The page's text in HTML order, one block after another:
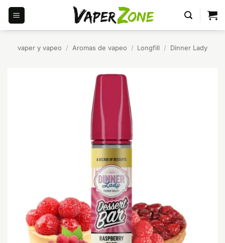
Saltar
contenido
vaper y vapeo / Aromas de vapeo / Longfill / Dinner Lady